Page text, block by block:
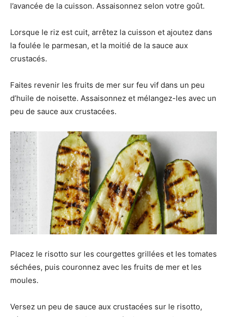
l’avancée de la cuisson. Assaisonnez selon votre goût.
Lorsque le riz est cuit, arrêtez la cuisson et ajoutez dans
la foulée le parmesan, et la moitié de la sauce aux
crustacés.
Faites revenir les fruits de mer sur feu vif dans un peu
d’huile de noisette. Assaisonnez et mélangez-les avec un
peu de sauce aux crustacées.
Placez le risotto sur les courgettes grillées et les tomates
séchées, puis couronnez avec les fruits de mer et les
moules.
Versez un peu de sauce aux crustacées sur le risotto,